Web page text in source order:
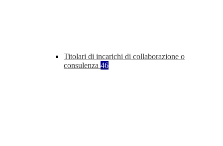
Titolari di incarichi di collaborazione o
consulenza 46